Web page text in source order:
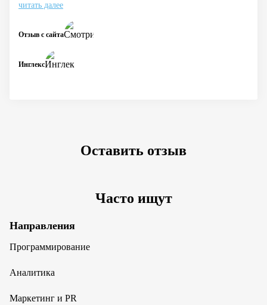
читать далее
Инглекс
Отзыв с сайта
Оставить отзыв
Часто ищут
Направления
Программирование
Аналитика
Маркетинг и PR